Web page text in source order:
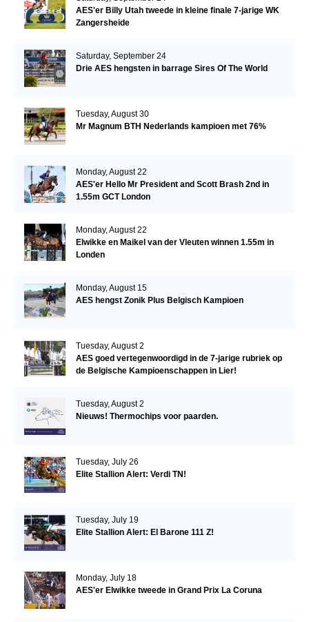
AES'er Billy Utah tweede in kleine finale 7-jarige WK
Zangersheide
Saturday, September 24
Drie AES hengsten in barrage Sires Of The World
Tuesday, August 30
Mr Magnum BTH Nederlands kampioen met 76%
Monday, August 22
AES'er Hello Mr President and Scott Brash 2nd in
1.55m GCT London
Monday, August 22
Elwikke en Maikel van der Vleuten winnen 1.55m in
Londen
Monday, August 15
AES hengst Zonik Plus Belgisch Kampioen
Tuesday, August 2
AES goed vertegenwoordigd in de 7-jarige rubriek op
de Belgische Kampioenschappen in Lier!
Tuesday, August 2
Nieuws! Thermochips voor paarden.
Tuesday, July 26
Elite Stallion Alert: Verdi TN!
Tuesday, July 19
Elite Stallion Alert: El Barone 111 Z!
Monday, July 18
AES'er Elwikke tweede in Grand Prix La Coruna